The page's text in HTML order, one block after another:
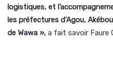
logistiques, et
les préfectures d’Agou,
de Wawa », a fait savoir Faure